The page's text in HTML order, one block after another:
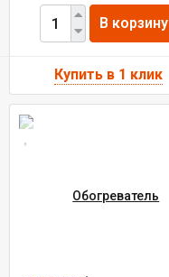
В корзину